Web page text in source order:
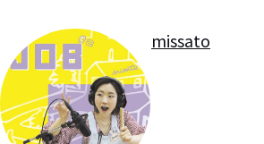
missato